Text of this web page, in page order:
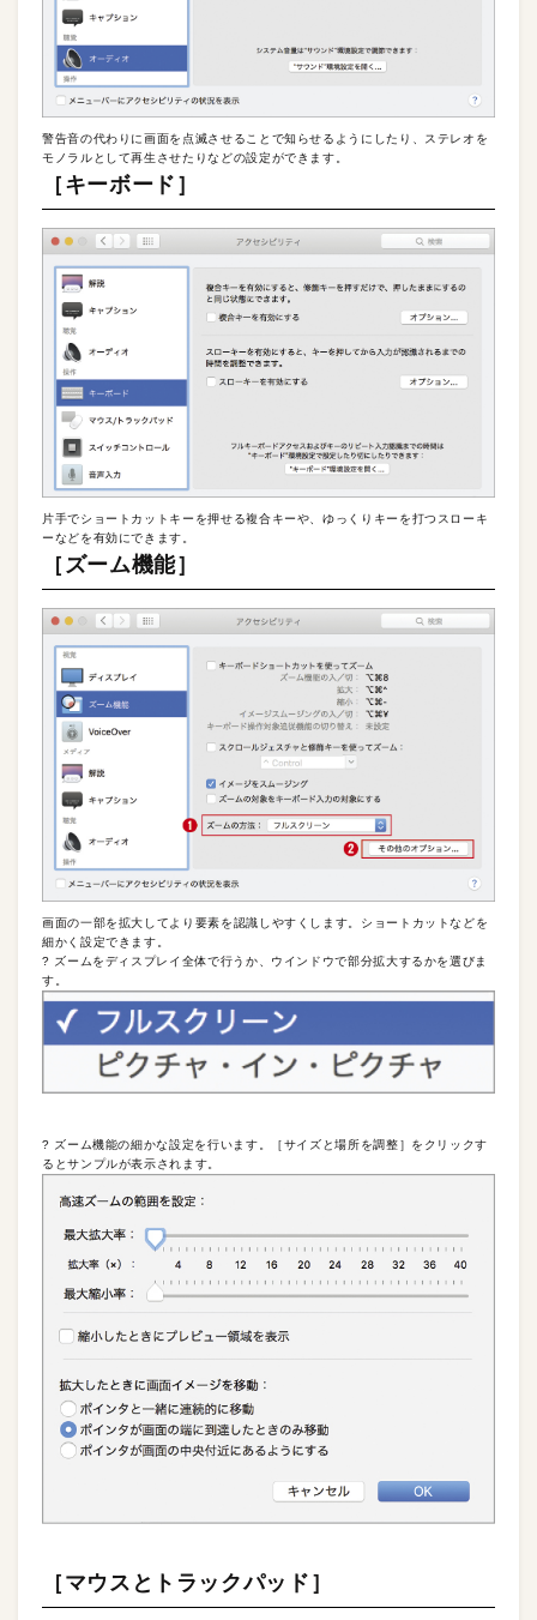
警告音の代わりに画面を点滅させることで知らせるようにしたり、ステレオを
モノラルとして再生させたりなどの設定ができます。
［キーボード］
片手でショートカットキーを押せる複合キーや、ゆっくりキーを打つスローキ
ーなどを有効にできます。
［ズーム機能］
画面の一部を拡大してより要素を認識しやすくします。ショートカットなどを
細かく設定できます。
? ズームをディスプレイ全体で行うか、ウインドウで部分拡大するかを選びま
す。
? ズーム機能の細かな設定を行います。［サイズと場所を調整］をクリックす
るとサンプルが表示されます。
［マウスとトラックパッド］